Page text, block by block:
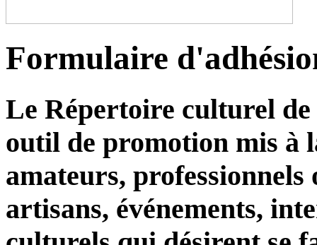
Formulaire
Le Répertoire culturel
outil de promotion mis à
amateurs, professionnels
artisans, événements,